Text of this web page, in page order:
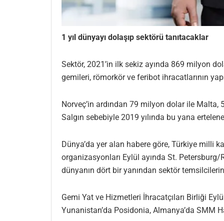
1 yıl dünyayı dolaşıp sektörü tanıtacaklar
Sektör, 2021’in ilk sekiz ayında 869 milyon
gemileri, römorkör ve feribot ihracatlarının
Norveç’in ardından 79 milyon dolar ile
Salgın sebebiyle 2019 yılında bu yana
Dünya’da yer alan habere göre, Türkiye milli
organizasyonları Eylül ayında St.
dünyanın dört bir yanından sektör
Gemi Yat ve Hizmetleri İhracatçıları Birliği
Yunanistan’da Posidonia, Almanya’da SMM